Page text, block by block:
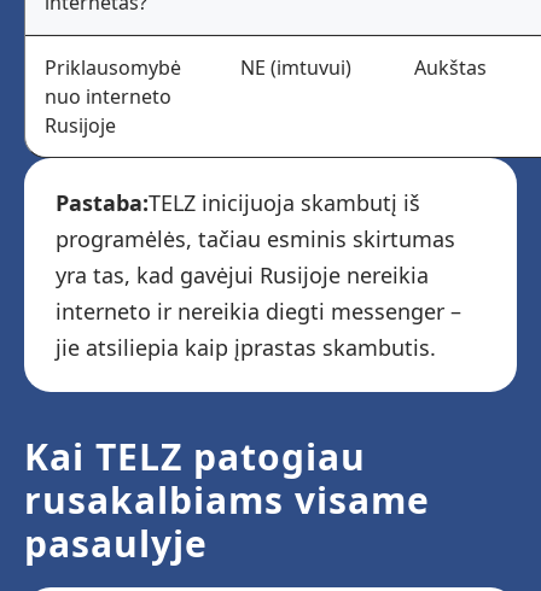
Priklausomybė
nuo interneto
Rusijoje
NE (imtuvui) Aukštas
Pastaba:TELZ inicijuoja skambutį iš
programėlės, tačiau esminis skirtumas
yra tas, kad gavėjui Rusijoje nereikia
interneto ir nereikia diegti messenger –
jie atsiliepia kaip įprastas skambutis.
Kai TELZ patogiau
rusakalbiams visame
pasaulyje